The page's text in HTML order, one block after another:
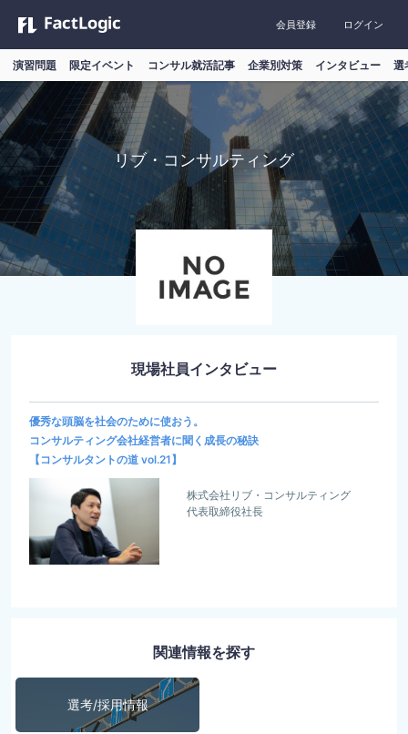
会員登録 ログイン
演習問題 限定イベント コンサル就活記事 企業別対策 インタビュー 選
リブ・コンサルティング
現場社員インタビュー
優秀な頭脳を社会のために使おう。
コンサルティング会社経営者に聞く成長の秘訣
【コンサルタントの道 vol.21】
株式会社リブ・コンサルティング
代表取締役社長
関連情報を探す
選考/採用情報